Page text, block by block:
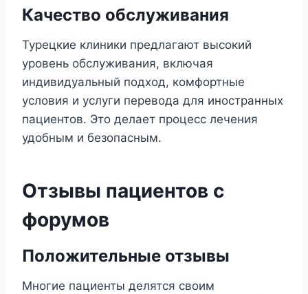
Качество обслуживания
Турецкие клиники предлагают высокий
уровень обслуживания, включая
индивидуальный подход, комфортные
условия и услуги перевода для иностранных
пациентов. Это делает процесс лечения
удобным и безопасным.
Отзывы пациентов с
форумов
Положительные отзывы
Многие пациенты делятся своим